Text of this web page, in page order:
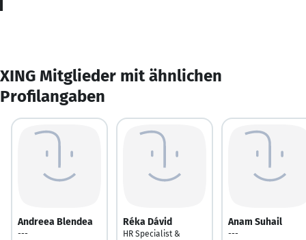
XING Mitglieder mit ähnlichen
Profilangaben
Andreea Blendea
---
Réka Dávid
HR Specialist &
Anam Suhail
---